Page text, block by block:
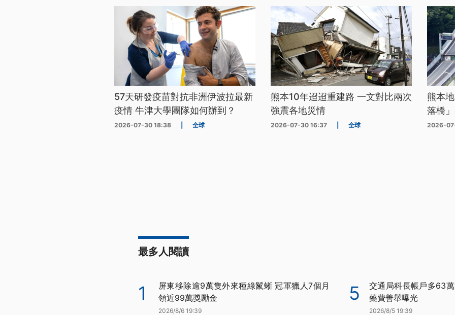
57天研發疫苗對抗非洲伊波拉最新
疫情 牛津大學團隊如何辦到？
2026-07-30 18:38 全球
熊本10年迢迢重建路 一文對比兩次
強震各地災情
2026-07-30 16:37 全球
熊本
落橋
2026-
最多人閱讀
1
屏東移除逾9萬隻外來種綠鬣蜥 冠軍獵人7個月
領近99萬獎勵金
2026/8/6 19:39
5
交通局科長帳戶多63
藥費善舉曝光
2026/8/5 19:39